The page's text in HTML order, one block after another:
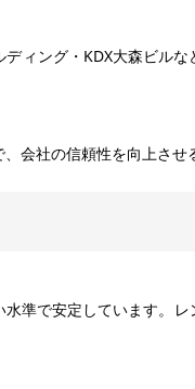
ィング・KDX大森ビル
会社の信頼性を向上させ
準で安定しています。